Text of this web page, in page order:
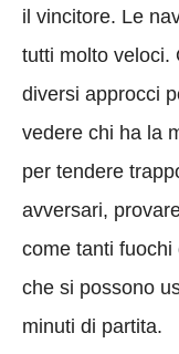
il vincitore. Le
tutti molto veloci.
diversi approcci
vedere chi ha la
per tendere
avversari,
come tanti fuochi
che si possono
minuti di partita.